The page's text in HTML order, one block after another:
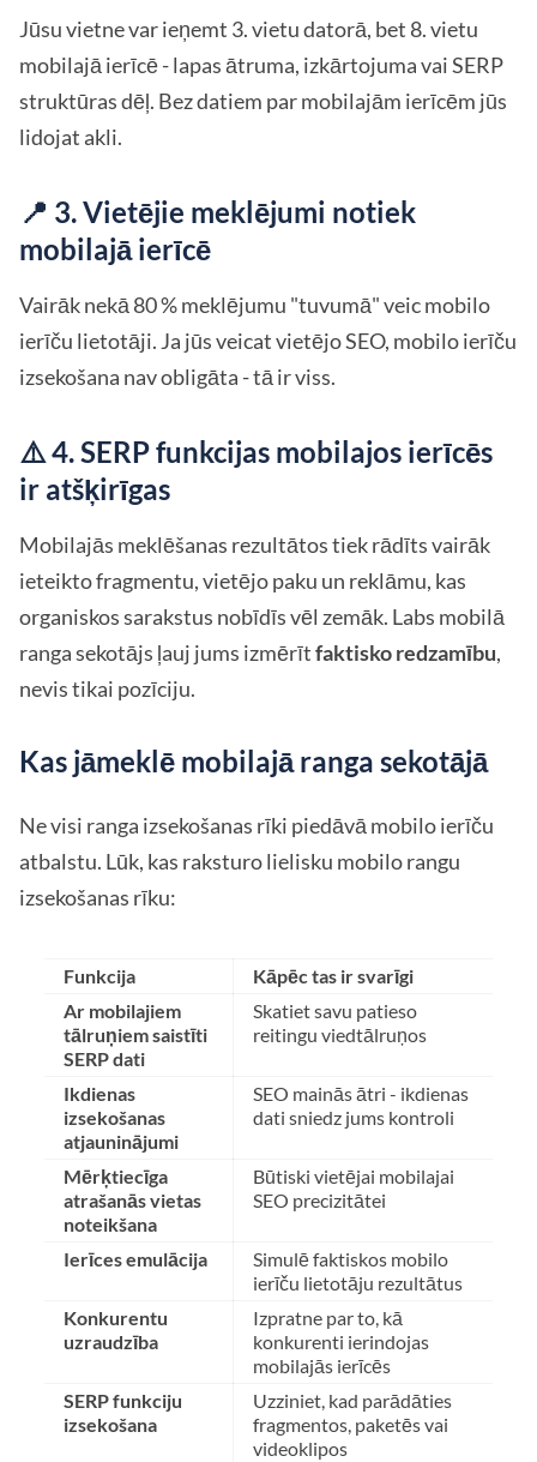
Jūsu vietne var ieņemt 3. vietu datorā, bet 8. vietu
mobilajā ierīcē - lapas ātruma, izkārtojuma vai SERP
struktūras dēļ. Bez datiem par mobilajām ierīcēm jūs
lidojat akli.
📍 3. Vietējie meklējumi notiek
mobilajā ierīcē
Vairāk nekā 80 % meklējumu "tuvumā" veic mobilo
ierīču lietotāji. Ja jūs veicat vietējo SEO, mobilo ierīču
izsekošana nav obligāta - tā ir viss.
⚠️ 4. SERP funkcijas mobilajos ierīcēs
ir atšķirīgas
Mobilajās meklēšanas rezultātos tiek rādīts vairāk
ieteikto fragmentu, vietējo paku un reklāmu, kas
organiskos sarakstus nobīdīs vēl zemāk. Labs mobilā
ranga sekotājs ļauj jums izmērītfaktisko redzamību,
nevis tikai pozīciju.
Kas jāmeklē mobilajā ranga sekotājā
Ne visi ranga izsekošanas rīki piedāvā mobilo ierīču
atbalstu. Lūk, kas raksturo lielisku mobilo rangu
izsekošanas rīku:
Funkcija
Kāpēc tas ir svarīgi
Ar mobilajiem
tālruņiem saistīti
SERP dati
Skatiet savu patieso
reitingu viedtālruņos
Ikdienas
izsekošanas
atjauninājumi
SEO mainās ātri - ikdienas
dati sniedz jums kontroli
Mērķtiecīga
atrašanās vietas
noteikšana
Būtiski vietējai mobilajai
SEO precizitātei
Ierīces emulācija
Simulē faktiskos mobilo
ierīču lietotāju rezultātus
Konkurentu
uzraudzība
Izpratne par to, kā
konkurenti ierindojas
mobilajās ierīcēs
SERP funkciju
izsekošana
Uzziniet, kad parādāties
fragmentos, paketēs vai
videoklipos